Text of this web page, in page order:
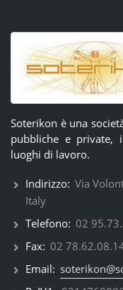
Soterikon è una
pubbliche e private,
luoghi di lavoro.
Indirizzo: Via
Italy
Telefono: 02
Fax: 02
Email: